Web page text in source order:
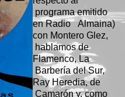
programa emitido
en Radio Almaina)
con Montero Glez,
hablamos de
Flamenco, La
Barbería del Sur,
Ray Heredia, de
Camarón y, como